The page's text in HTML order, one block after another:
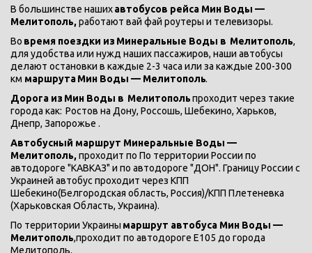
В большинстве наших автобусов рейса Мин Воды —
Мелитополь, работают вай фай роутеры и телевизоры.
Во время поездки из Минеральные Воды в Мелитополь,
для удобства или нужд наших пассажиров, наши автобусы
делают остановки в каждые 2-3 часа или за каждые 200-300
км маршрута Мин Воды — Мелитополь.
Дорога из Мин Воды в Мелитополь проходит через такие
города как: Ростов на Дону, Россошь, Шебекино, Харьков,
Днепр, Запорожье .
Автобусный маршрут Минеральные Воды —
Мелитополь, проходит по По территории России по
автодороге "КАВКАЗ" и по автодороге "ДОН". Границу России с
Украиней автобус проходит через КПП
Шебекино(Белгородская область, Россия)/КПП Плетеневка
(Харьковская Область, Украина).
По территории Украины маршрут автобуса Мин Воды —
Мелитополь,проходит по автодороге Е105 до города
Мелитополь.